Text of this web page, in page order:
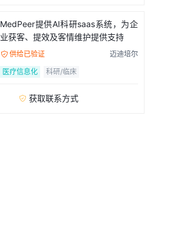
MedPeer提供AI科研saas系统，为企
业获客、提效及客情维护提供支持
 供给已验证
迈迪培尔
医疗信息化
科研/临床
 获取联系方式